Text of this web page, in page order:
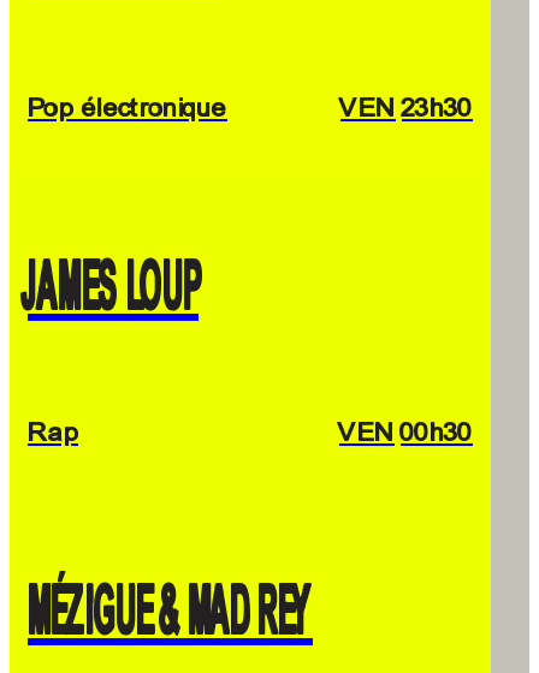
Pop électronique VEN 23h30
JAMES LOUP
Rap VEN 00h30
MÉZIGUE & MAD REY